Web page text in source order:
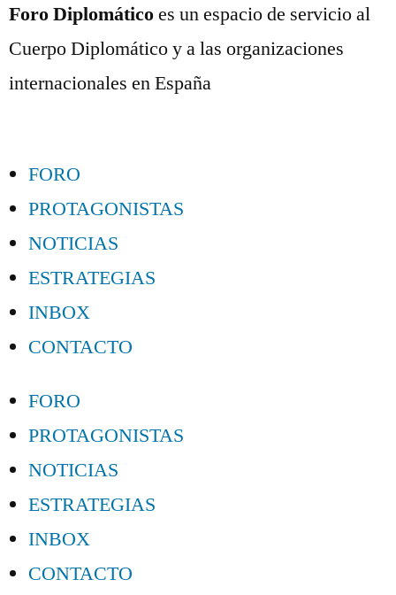
Foro Diplomáticoes un espacio de servicio al
Cuerpo Diplomático y a las organizaciones
internacionales en España
FORO
PROTAGONISTAS
NOTICIAS
ESTRATEGIAS
INBOX
CONTACTO
FORO
PROTAGONISTAS
NOTICIAS
ESTRATEGIAS
INBOX
CONTACTO